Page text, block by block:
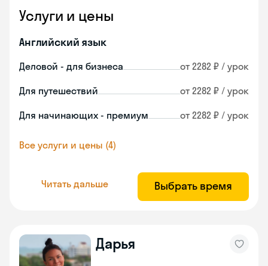
Услуги и цены
Английский язык
Деловой - для бизнеса от 2282 ₽ / урок
Для путешествий от 2282 ₽ / урок
Для начинающих - премиум от 2282 ₽ / урок
Все услуги и цены (4)
Читать дальше Выбрать время
Дарья